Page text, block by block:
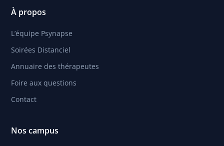
À propos
L’équipe Psynapse
Soirées Distanciel
Annuaire des thérapeutes
Foire aux questions
Contact
Nos campus